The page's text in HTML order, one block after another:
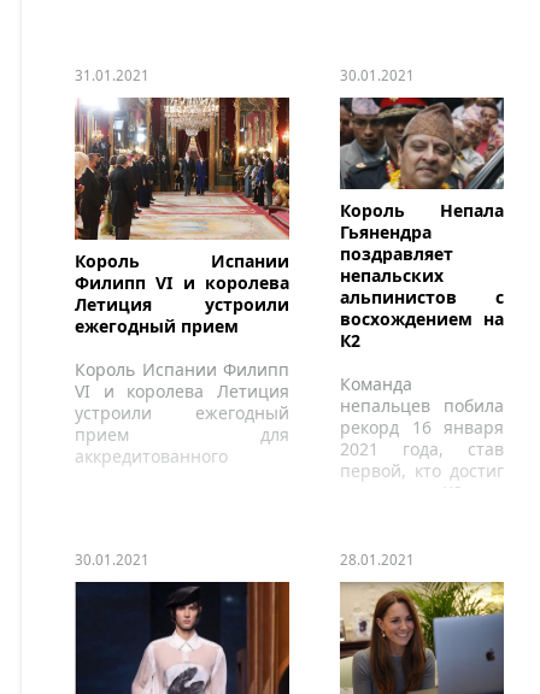
31.01.2021
Король Испании
Филипп VI и королева
Летиция устроили
ежегодный прием
Король Испании Филипп
VI и королева Летиция
устроили ежегодный
прием для
аккредитованного
30.01.2021
Король Непала
Гьянендра
поздравляет
непальских
альпинистов с
восхождением на
К2
Команда
непальцев побила
рекорд 16 января
2021 года, став
первой, кто достиг
вершины К2 во
30.01.2021 28.01.2021